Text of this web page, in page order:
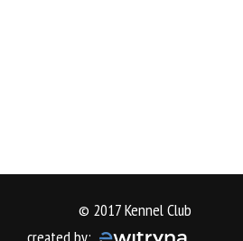
© 2017 Kennel Club